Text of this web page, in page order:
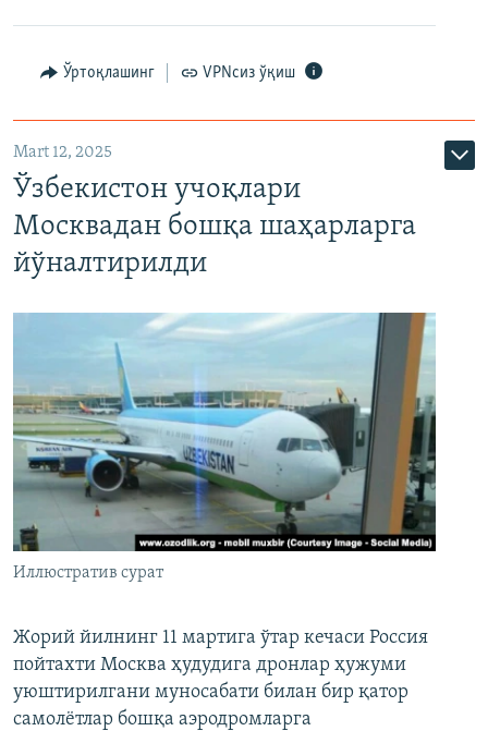
Ўртоқлашинг VPNсиз ўқиш
Mart 12, 2025
Ўзбекистон учоқлари
Москвадан бошқа шаҳарларга
йўналтирилди
Иллюстратив сурат
Жорий йилнинг 11 мартига ўтар кечаси Россия
пойтахти Москва ҳудудига дронлар ҳужуми
уюштирилгани муносабати билан бир қатор
самолётлар бошқа аэродромларга